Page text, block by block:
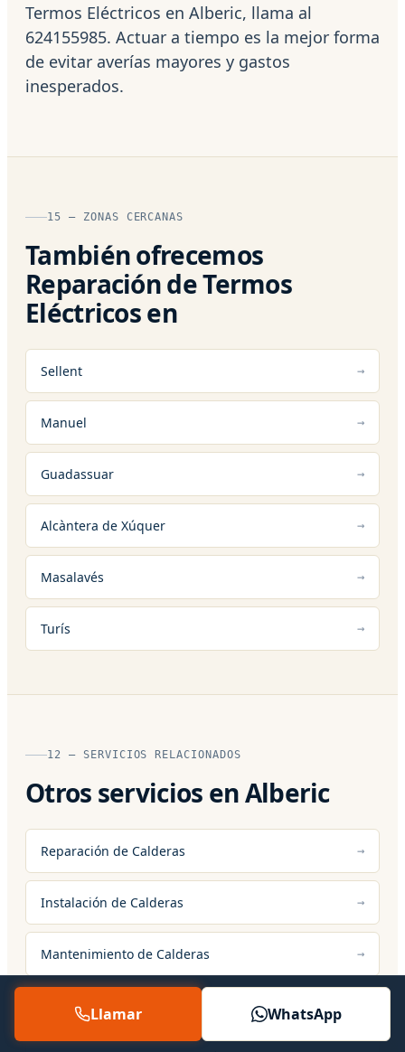
Termos Eléctricos en Alberic, llama al
624155985. Actuar a tiempo es la mejor forma
de evitar averías mayores y gastos
inesperados.
15 — ZONAS CERCANAS
También ofrecemos
Reparación de Termos
Eléctricos en
Sellent
Manuel
Guadassuar
Alcàntera de Xúquer
Masalavés
Turís
12 — SERVICIOS RELACIONADOS
Otros servicios en Alberic
Reparación de Calderas
Instalación de Calderas
Mantenimiento de Calderas
Reparación de Calentadores
Llamar WhatsApp